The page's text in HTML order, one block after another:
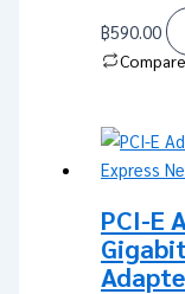
฿590.00
Compare
PCI-E